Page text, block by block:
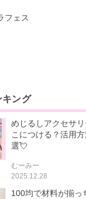
フェス
キング
めじるしアクセサ
こにつける？活用
選💘
むーみー
2025.12.28
100均で材料が揃っ